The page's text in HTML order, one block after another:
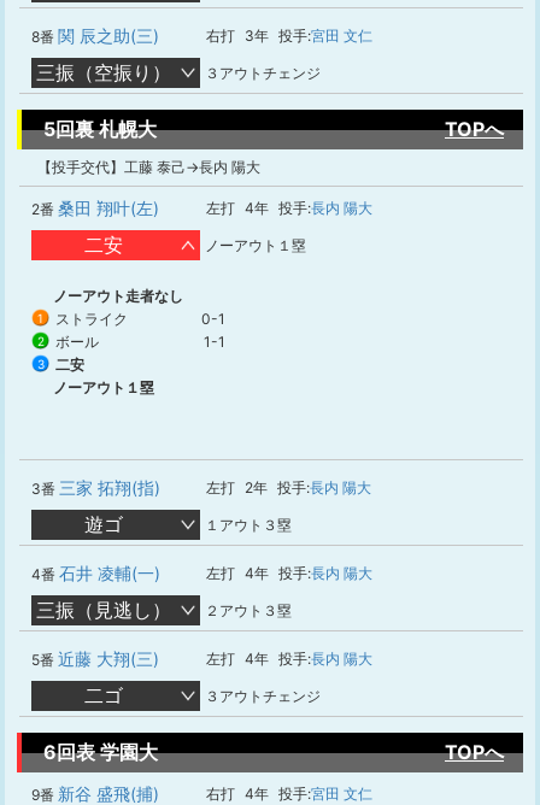
8番 関 辰之助(三) 右打 3年 投手:宮田 文仁
三振（空振り） ３アウトチェンジ
5回裏 札幌大 TOPへ
【投手交代】工藤 泰己→長内 陽大
2番 桑田 翔叶(左) 左打 4年 投手:長内 陽大
二安 ノーアウト１塁
ノーアウト走者なし
1 ストライク 0-1
2 ボール 1-1
3
二安
ノーアウト１塁
3番 三家 拓翔(指) 左打 2年 投手:長内 陽大
遊ゴ １アウト３塁
4番 石井 凌輔(一) 左打 4年 投手:長内 陽大
三振（見逃し） ２アウト３塁
5番 近藤 大翔(三) 左打 4年 投手:長内 陽大
二ゴ ３アウトチェンジ
6回表 学園大 TOPへ
9番 新谷 盛飛(捕) 右打 4年 投手:宮田 文仁